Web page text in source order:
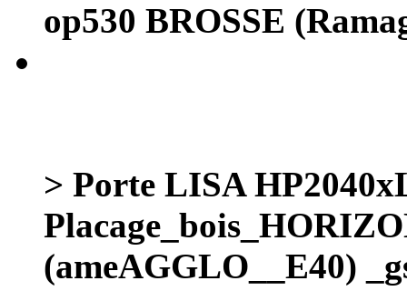
op530 BROSSE
> Porte LISA
(ameAGGLO__E40)